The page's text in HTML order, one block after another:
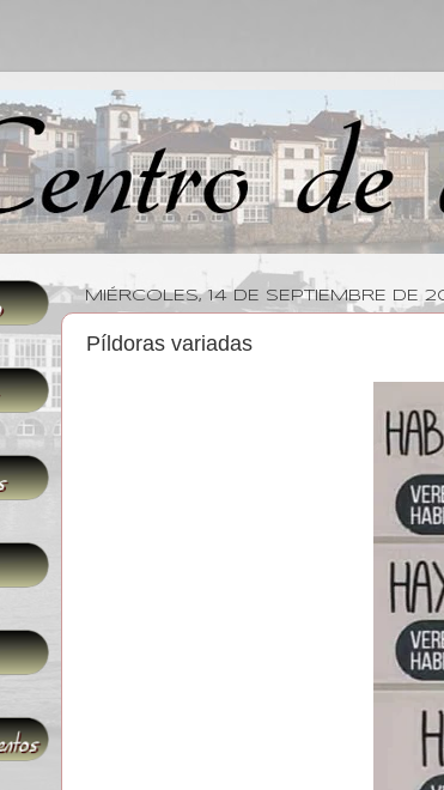
MIÉRCOLES, 14 DE SEPTIEMBRE DE
Píldoras variadas